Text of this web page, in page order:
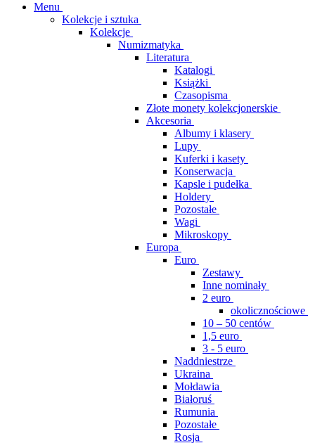
Menu
Kolekcje i sztuka
Kolekcje
Numizmatyka
Literatura
Katalogi
Książki
Czasopisma
Złote monety kolekcjonerskie
Akcesoria
Albumy i klasery
Lupy
Kuferki i kasety
Konserwacja
Kapsle i pudełka
Holdery
Pozostałe
Wagi
Mikroskopy
Europa
Euro
Zestawy
Inne nominały
2 euro
okolicznościowe
10 – 50 centów
1,5 euro
3 - 5 euro
Naddniestrze
Ukraina
Mołdawia
Białoruś
Rumunia
Pozostałe
Rosja